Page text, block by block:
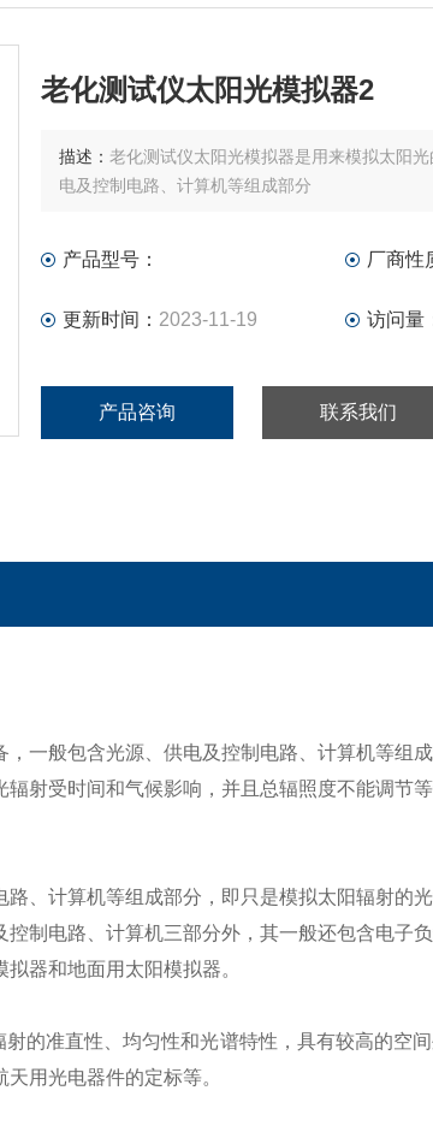
老化测试仪太阳光模拟器2
描述： 老化测试仪太阳光模拟器是用来模拟太阳
电及控制电路、计算机等组成部分
产品型号： 厂商性
更新时间： 2023-11-19 访问量
产品咨询 联系我们
，一般包含光源、供电及控制电路、计算机等组
射受时间和气候影响，并且总辐照度不能调节
、计算机等组成部分，即只是模拟太阳辐射的
制电路、计算机三部分外，其一般还包含电子
器和地面用太阳模拟器。
的准直性、均匀性和光谱特性，具有较高的空
用光电器件的定标等。